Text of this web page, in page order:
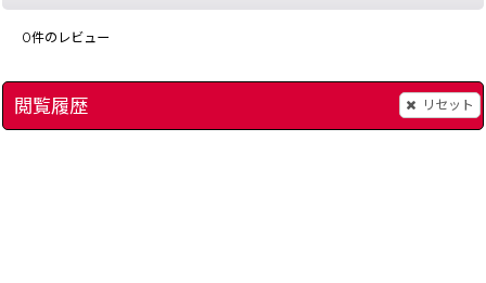
0件のレビュー
閲覧履歴 リセット